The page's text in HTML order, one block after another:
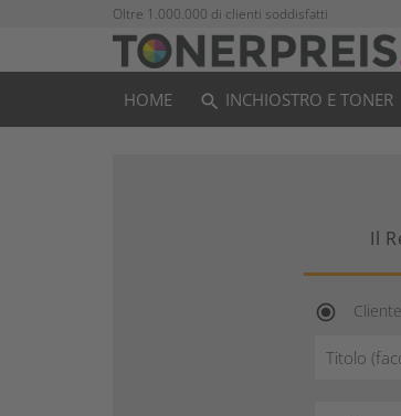
Oltre 1.000.000 di clienti soddisfatti
HOME search INCHIOSTRO E TONER
Il
radio_button_checked